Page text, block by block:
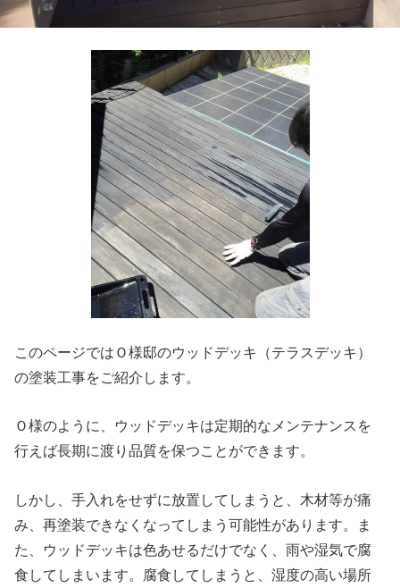
このページではＯ様邸のウッドデッキ（テラスデッキ）
の塗装工事をご紹介します。
Ｏ様のように、ウッドデッキは定期的なメンテナンスを
行えば長期に渡り品質を保つことができます。
しかし、手入れをせずに放置してしまうと、木材等が痛
み、再塗装できなくなってしまう可能性があります。ま
た、ウッドデッキは色あせるだけでなく、雨や湿気で腐
食してしまいます。腐食してしまうと、湿度の高い場所